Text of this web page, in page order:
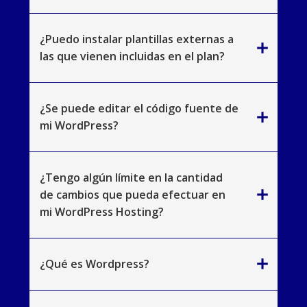
¿Puedo instalar plantillas externas a
las que vienen incluidas en el plan?
add
¿Se puede editar el código fuente de
mi WordPress?
add
¿Tengo algún límite en la cantidad
de cambios que pueda efectuar en
mi WordPress Hosting?
add
¿Qué es Wordpress? add